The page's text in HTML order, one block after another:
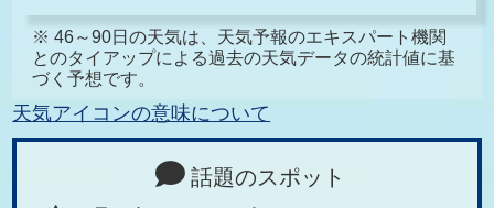
※ 46～90日の天気は、天気予報のエキスパート機関
とのタイアップによる過去の天気データの統計値に基
づく予想です。
天気アイコンの意味について
話題のスポット